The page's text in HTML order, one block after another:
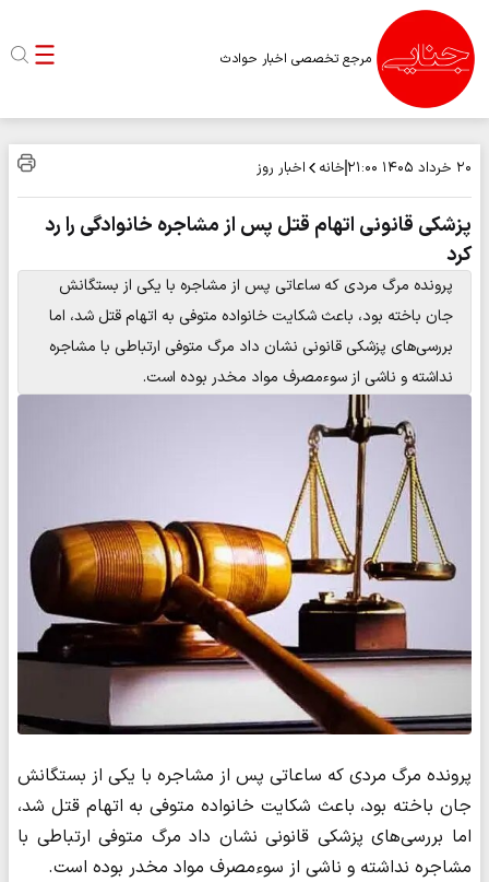
مرجع تخصصی اخبار حوادث
۲۰ خرداد ۱۴۰۵ ۲۱:۰۰ خانه اخبار روز
پزشکی قانونی اتهام قتل پس از مشاجره خانوادگی را رد
کرد
پرونده مرگ مردی که ساعاتی پس از مشاجره با یکی از بستگانش
جان باخته بود، باعث شکایت خانواده متوفی به اتهام قتل شد، اما
بررسی‌های پزشکی قانونی نشان داد مرگ متوفی ارتباطی با مشاجره
نداشته و ناشی از سوءمصرف مواد مخدر بوده است.
پرونده مرگ مردی که ساعاتی پس از مشاجره با یکی از بستگانش
جان باخته بود، باعث شکایت خانواده متوفی به اتهام قتل شد،
اما بررسی‌های پزشکی قانونی نشان داد مرگ متوفی ارتباطی با
مشاجره نداشته و ناشی از سوءمصرف مواد مخدر بوده است.